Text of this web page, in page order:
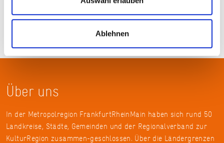
Ablehnen
Über uns
In der Metropolregion FrankfurtRheinMain haben sich rund 50
Landkreise, Städte, Gemeinden und der Regionalverband zur
KulturRegion zusammen-geschlossen. Über die Ländergrenzen